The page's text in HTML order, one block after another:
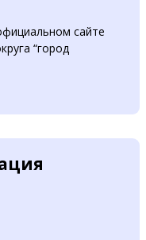
сайте
“город